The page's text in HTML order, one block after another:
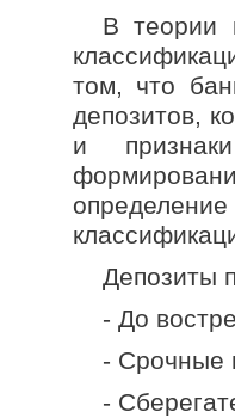
В теории
том, что
депозитов,
и
Депозиты
- До
- Срочные
-